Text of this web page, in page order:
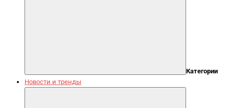
Категории
Новости и тренды